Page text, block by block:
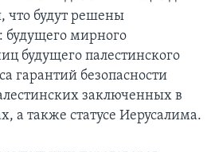
что будут решены
мирного
будущего палестинского
гарантий безопасности
заключенных в
а также статусе Иерусалима.